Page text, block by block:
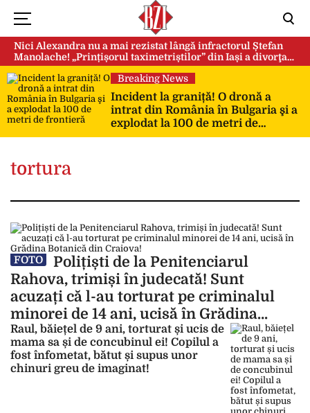
Nici Alexandra nu a mai rezistat lângă infractorul Ștefan
Manolache! „Prințișorul taximetriștilor” din Iași a divorţat
după doi ani de căsnicie
Breaking News
Incident la graniță! O dronă a
intrat din România în Bulgaria şi a
explodat la 100 de metri de
frontieră
tortura
FOTO
Polițiști de la Penitenciarul
Rahova, trimiși în judecată! Sunt
acuzați că l-au torturat pe criminalul
minorei de 14 ani, ucisă în Grădina
Botanică din Craiova!
Raul, băiețel de 9 ani, torturat și ucis de
mama sa și de concubinul ei! Copilul a
fost înfometat, bătut și supus unor
chinuri greu de imaginat!